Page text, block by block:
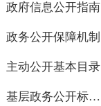
政府信息公开指南
政务公开保障机制
主动公开基本目录
基层政务公开标准化目录